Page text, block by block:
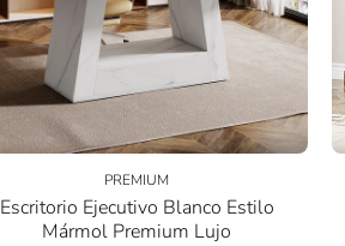
PREMIUM
Escritorio Ejecutivo Blanco Estilo
Mármol Premium Lujo